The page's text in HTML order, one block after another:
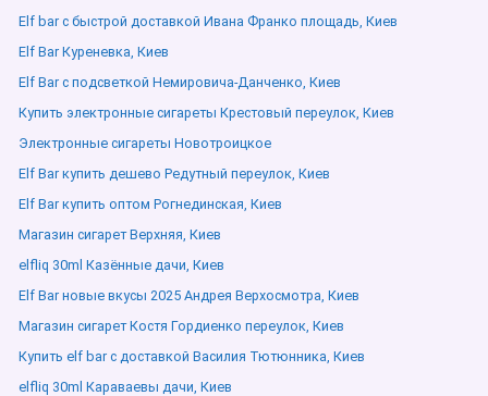
Elf bar с быстрой доставкой Ивана Франко площадь, Киев
Elf Bar Куреневка, Киев
Elf Bar с подсветкой Немировича-Данченко, Киев
Купить электронные сигареты Крестовый переулок, Киев
Электронные сигареты Новотроицкое
Elf Bar купить дешево Редутный переулок, Киев
Elf Bar купить оптом Рогнединская, Киев
Магазин сигарет Верхняя, Киев
elfliq 30ml Казённые дачи, Киев
Elf Bar новые вкусы 2025 Андрея Верхосмотра, Киев
Магазин сигарет Костя Гордиенко переулок, Киев
Купить elf bar с доставкой Василия Тютюнника, Киев
elfliq 30ml Караваевы дачи, Киев